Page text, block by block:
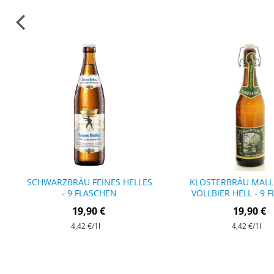
SCHWARZBRÄU FEINES HELLES
- 9 FLASCHEN
19,90 €
4,42 €/1l
KLOSTERBRÄU
VOLLBIER HELL - 9
19,90 €
4,42 €/1l